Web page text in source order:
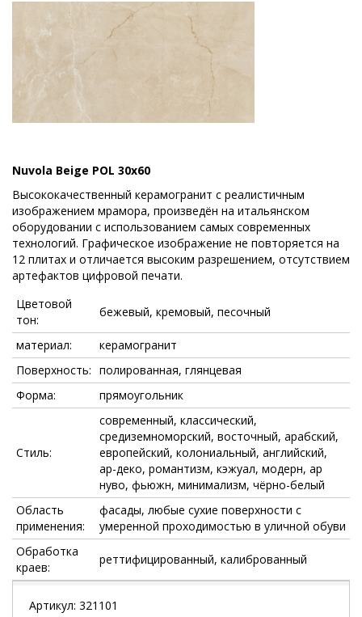
Nuvola Beige POL 30x60
Высококачественный керамогранит с реалистичным
изображением мрамора, произведён на итальянском
оборудовании с использованием самых современных
технологий. Графическое изображение не повторяется на
12 плитах и отличается высоким разрешением, отсутствием
артефактов цифровой печати.
Цветовой
тон:
бежевый, кремовый, песочный
материал:
керамогранит
Поверхность: полированная, глянцевая
Форма:
прямоугольник
Стиль:
современный, классический,
средиземноморский, восточный, арабский,
европейский, колониальный, английский,
ар-деко, романтизм, кэжуал, модерн, ар
нуво, фьюжн, минимализм, чёрно-белый
Область
применения:
фасады, любые сухие поверхности с
умеренной проходимостью в уличной обуви
Обработка
краев:
реттифицированный, калиброванный
Артикул: 321101